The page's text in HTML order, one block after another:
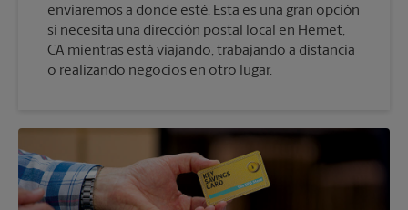
enviaremos a donde esté. Esta es una gran opción
si necesita una dirección postal local en Hemet,
CA mientras está viajando, trabajando a distancia
o realizando negocios en otro lugar.